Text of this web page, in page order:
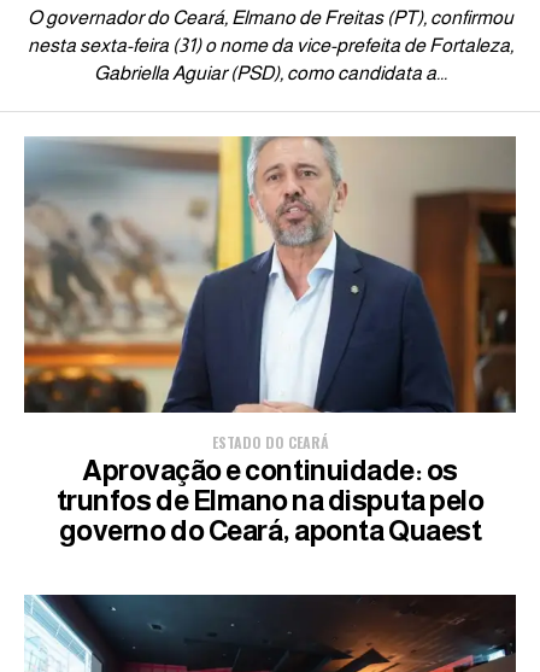
O governador do Ceará, Elmano de Freitas (PT), confirmou
nesta sexta-feira (31) o nome da vice-prefeita de Fortaleza,
Gabriella Aguiar (PSD), como candidata a...
ESTADO DO CEARÁ
Aprovação e continuidade: os
trunfos de Elmano na disputa pelo
governo do Ceará, aponta Quaest